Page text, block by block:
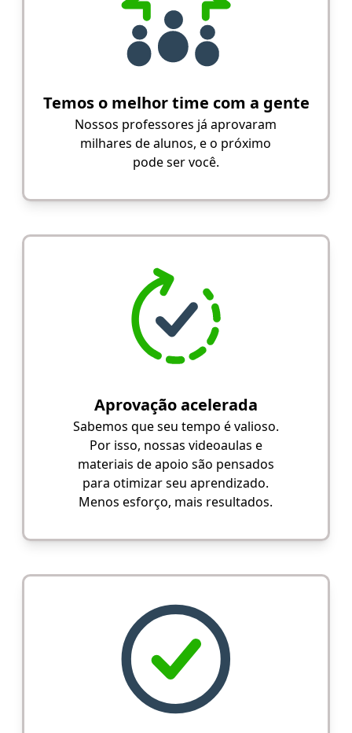
Temos o melhor time com a gente
Nossos professores já aprovaram
milhares de alunos, e o próximo
pode ser você.
Aprovação acelerada
Sabemos que seu tempo é valioso.
Por isso, nossas videoaulas e
materiais de apoio são pensados
para otimizar seu aprendizado.
Menos esforço, mais resultados.